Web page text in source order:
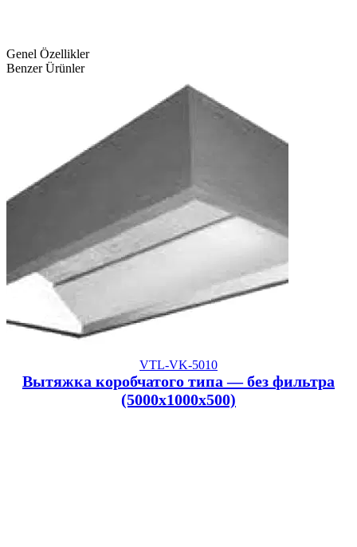
Genel Özellikler
Benzer Ürünler
VTL-VK-5010
Вытяжка коробчатого типа — без фильтра
(5000x1000x500)